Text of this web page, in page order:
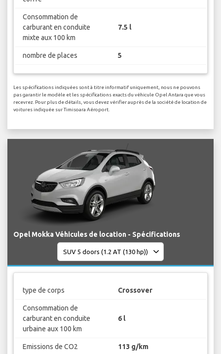
Consommation de
carburant en conduite
mixte aux 100 km
7.5 l
nombre de places 5
Les spécifications indiquées sont à titre informatif uniquement, nous ne pouvons
pas garantir le modèle et les spécifications exacts du véhicule Opel Antara que vous
recevrez. Pour plus de détails, vous devez vérifier auprès de la société de location de
voitures indiquée sur Timisoara Aéroport.
Opel Mokka Véhicules de location - Spécifications
type de corps Crossover
Consommation de
carburant en conduite
urbaine aux 100 km
6 l
Emissions de CO2 113 g/km